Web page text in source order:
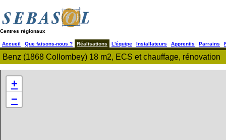
Centres régionaux
Accueil Que faisons-nous ? Réalisations L'équipe Installateurs Apprentis Parrains
Benz (1868 Collombey) 18 m2, ECS et chauffage, rénovation
+
−